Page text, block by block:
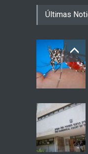
Últimas